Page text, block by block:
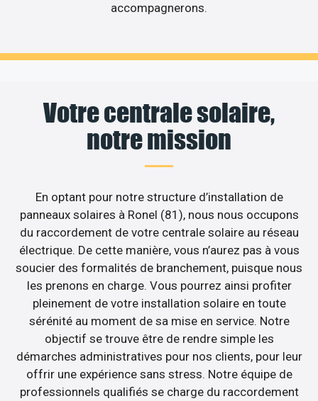
accompagnerons.
Votre centrale solaire,
notre mission
En optant pour notre structure d’installation de
panneaux solaires à Ronel (81), nous nous occupons
du raccordement de votre centrale solaire au réseau
électrique. De cette manière, vous n’aurez pas à vous
soucier des formalités de branchement, puisque nous
les prenons en charge. Vous pourrez ainsi profiter
pleinement de votre installation solaire en toute
sérénité au moment de sa mise en service. Notre
objectif se trouve être de rendre simple les
démarches administratives pour nos clients, pour leur
offrir une expérience sans stress. Notre équipe de
professionnels qualifiés se charge du raccordement